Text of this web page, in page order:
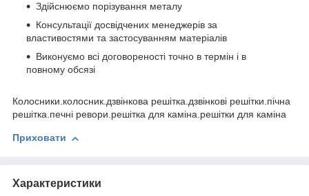
Здійснюємо порізування металу
Консультації досвідчених менеджерів за
властивостями та застосуванням матеріалів
Виконуємо всі договореності точно в термін і в
повному обсязі
Колосники.колосник.дзвінкова решітка.дзвінкові решітки.пічна
решітка.печні ревори.решітка для каміна.решітки для каміна
Приховати
Характеристики